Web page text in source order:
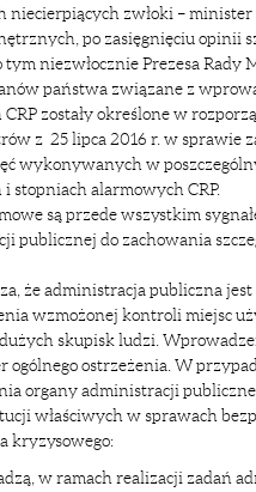
niecierpiących zwłoki – minister
po zasięgnięciu opinii
tym niezwłocznie Prezesa Rady
państwa związane z
zostały określone w
z 25 lipca 2016 r. w sprawie
wykonywanych w
stopniach alarmowych CRP.
są przede wszystkim
publicznej do zachowania
że administracja publiczna
wzmożonej kontroli miejsc
skupisk ludzi.
ogólnego ostrzeżenia. W
organy administracji
właściwych w sprawach
kryzysowego:
w ramach realizacji zadań